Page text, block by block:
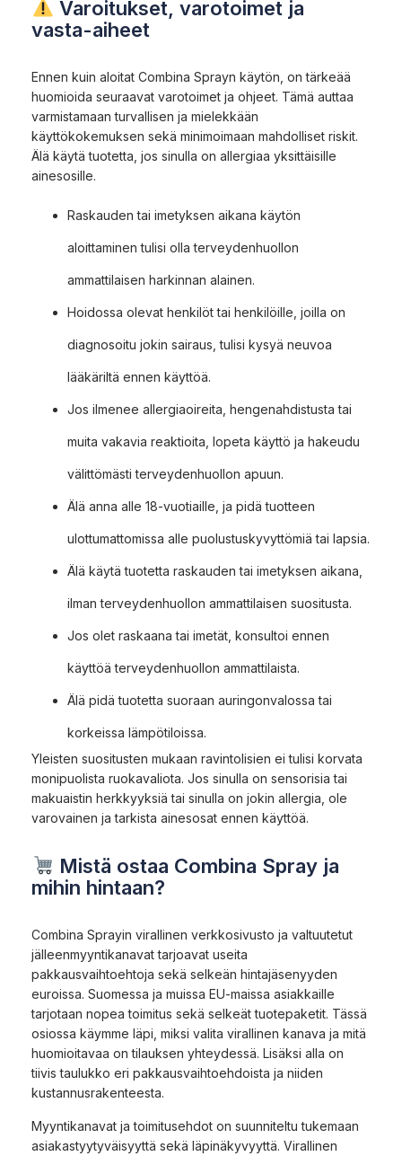
Varoitukset, varotoimet ja
vasta-aiheet
Ennen kuin aloitat Combina Sprayn käytön, on tärkeää
huomioida seuraavat varotoimet ja ohjeet. Tämä auttaa
varmistamaan turvallisen ja mielekkään
käyttökokemuksen sekä minimoimaan mahdolliset riskit.
Älä käytä tuotetta, jos sinulla on allergiaa yksittäisille
ainesosille.
Raskauden tai imetyksen aikana käytön
aloittaminen tulisi olla terveydenhuollon
ammattilaisen harkinnan alainen.
Hoidossa olevat henkilöt tai henkilöille, joilla on
diagnosoitu jokin sairaus, tulisi kysyä neuvoa
lääkäriltä ennen käyttöä.
Jos ilmenee allergiaoireita, hengenahdistusta tai
muita vakavia reaktioita, lopeta käyttö ja hakeudu
välittömästi terveydenhuollon apuun.
Älä anna alle 18-vuotiaille, ja pidä tuotteen
ulottumattomissa alle puolustuskyvyttömiä tai lapsia.
Älä käytä tuotetta raskauden tai imetyksen aikana,
ilman terveydenhuollon ammattilaisen suositusta.
Jos olet raskaana tai imetät, konsultoi ennen
käyttöä terveydenhuollon ammattilaista.
Älä pidä tuotetta suoraan auringonvalossa tai
korkeissa lämpötiloissa.
Yleisten suositusten mukaan ravintolisien ei tulisi korvata
monipuolista ruokavaliota. Jos sinulla on sensorisia tai
makuaistin herkkyyksiä tai sinulla on jokin allergia, ole
varovainen ja tarkista ainesosat ennen käyttöä.
Mistä ostaa Combina Spray ja
mihin hintaan?
Combina Sprayin virallinen verkkosivusto ja valtuutetut
jälleenmyyntikanavat tarjoavat useita
pakkausvaihtoehtoja sekä selkeän hintajäsenyyden
euroissa. Suomessa ja muissa EU-maissa asiakkaille
tarjotaan nopea toimitus sekä selkeät tuotepaketit. Tässä
osiossa käymme läpi, miksi valita virallinen kanava ja mitä
huomioitavaa on tilauksen yhteydessä. Lisäksi alla on
tiivis taulukko eri pakkausvaihtoehdoista ja niiden
kustannusrakenteesta.
Myyntikanavat ja toimitusehdot on suunniteltu tukemaan
asiakastyytyväisyyttä sekä läpinäkyvyyttä. Virallinen